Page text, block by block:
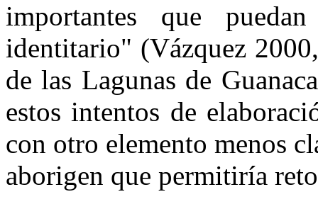
importantes que
identitario" (Vázquez
de las Lagunas de
estos intentos de
con otro elemento menos
aborigen que permitiría